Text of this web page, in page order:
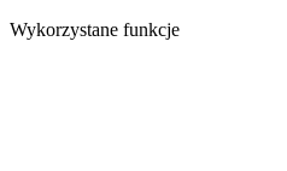
Wykorzystane funkcje